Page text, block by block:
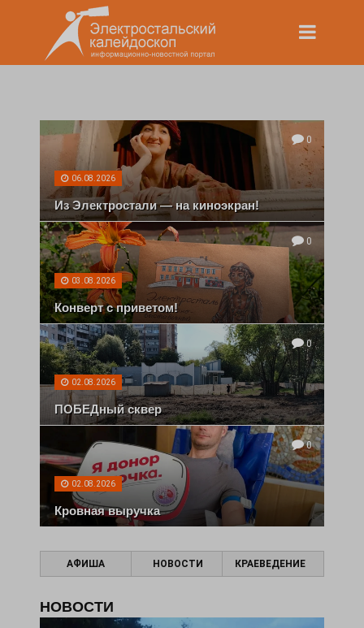
0
06.08.2026
Из Электростали — на киноэкран!
0
03.08.2026
Конверт с приветом!
0
02.08.2026
ПОБЕДный сквер
0
02.08.2026
Кровная выручка
АФИША НОВОСТИ КРАЕВЕДЕНИЕ
НОВОСТИ